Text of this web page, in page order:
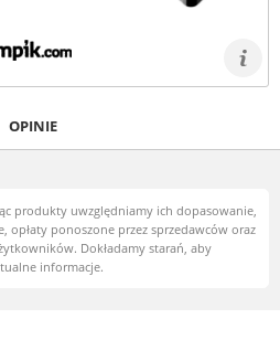
OPINIE
produkty uwzględniamy ich dopasowanie,
opłaty ponoszone przez sprzedawców oraz
Dokładamy starań, aby
informacje.